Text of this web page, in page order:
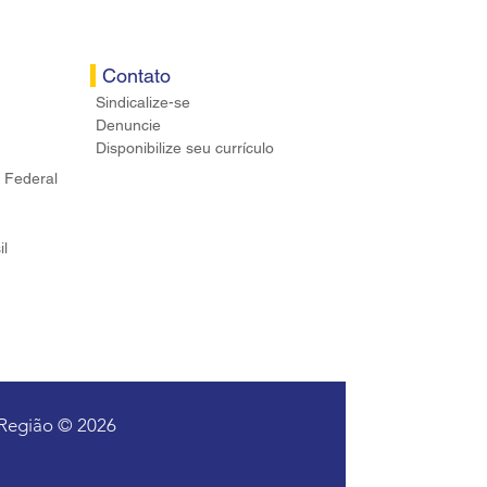
Federal
Contato
Sindicalize-se
Denuncie
Disponibilize seu currículo
© 2026